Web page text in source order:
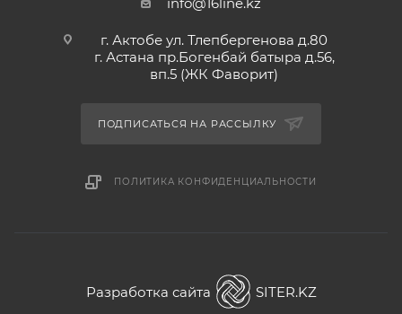
г. Актобе ул. Тлепбергенова д.80
г. Астана пр.Богенбай батыра д.56,
вп.5 (ЖК Фаворит)
ПОДПИСАТЬСЯ НА РАССЫЛКУ
ПОЛИТИКА КОНФИДЕНЦИАЛЬНОСТИ
Разработка сайта SITER.KZ